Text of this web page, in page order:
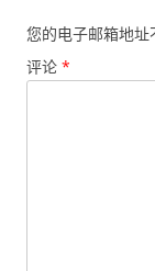
您的电子邮箱地址
评论 *